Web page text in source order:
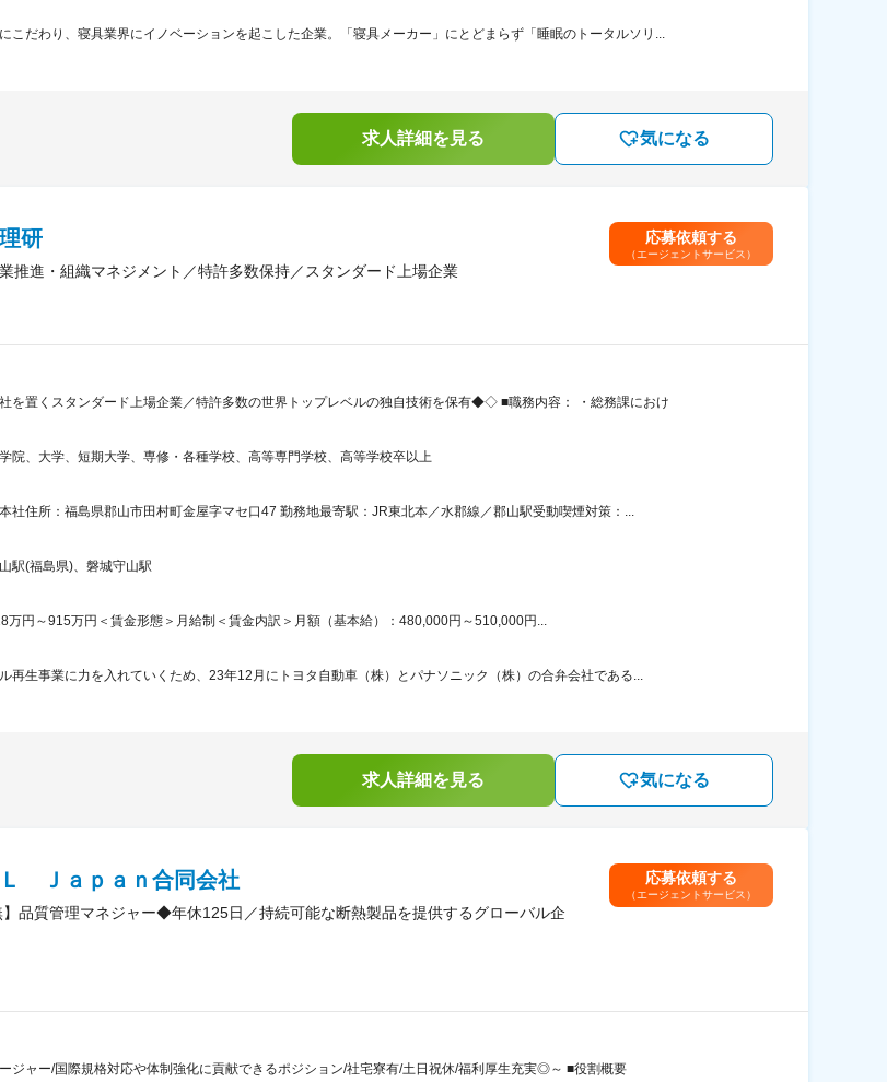
こだわり、寝具業界にイノベーションを起こした企業。「寝具メーカー」にとどまらず「睡眠のトータルソリ...
求人詳細を見る 気になる
研
推進・組織マネジメント／特許多数保持／スタンダード上場企業
応募依頼する
（エージェントサービス）
置くスタンダード上場企業／特許多数の世界トップレベルの独自技術を保有◆◇ ■職務内容： ・総務課におけ
院、大学、短期大学、専修・各種学校、高等専門学校、高等学校卒以上
社住所：福島県郡山市田村町金屋字マセ口47 勤務地最寄駅：JR東北本／水郡線／郡山駅受動喫煙対策：...
駅(福島県)、磐城守山駅
万円～915万円＜賃金形態＞月給制＜賃金内訳＞月額（基本給）：480,000円～510,000円...
再生事業に力を入れていくため、23年12月にトヨタ自動車（株）とパナソニック（株）の合弁会社である...
求人詳細を見る 気になる
Ｌ Ｊａｐａｎ合同会社
】品質管理マネジャー◆年休125日／持続可能な断熱製品を提供するグローバル企
応募依頼する
（エージェントサービス）
ジャー/国際規格対応や体制強化に貢献できるポジション/社宅寮有/土日祝休/福利厚生充実◎～ ■役割概要